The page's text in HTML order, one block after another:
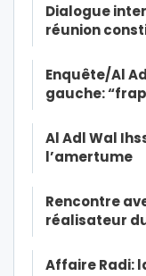
Dialogue
réunion
Enquête/Al
gauche:
Al Adl Wal
l’amertume
Rencontre
réalisateur
Affaire Radi: